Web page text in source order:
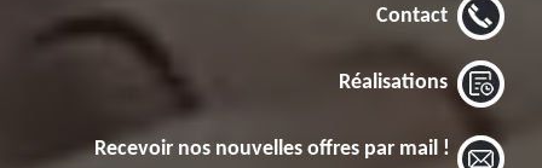
Contact
Réalisations
Recevoir nos nouvelles offres par mail !